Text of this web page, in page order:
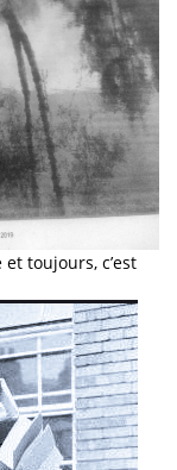
toujours, c’est